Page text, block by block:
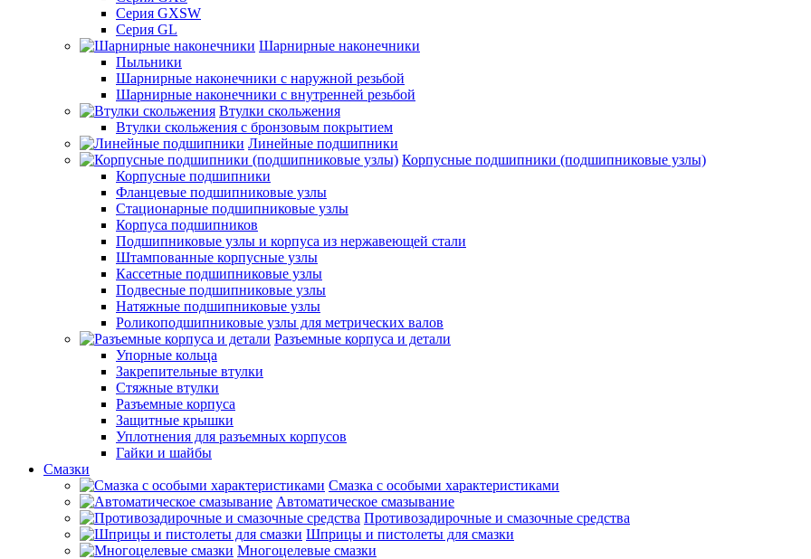
Серия GXSW
Серия GL
Шарнирные наконечники
Пыльники
Шарнирные наконечники с наружной резьбой
Шарнирные наконечники с внутренней резьбой
Втулки скольжения
Втулки скольжения с бронзовым покрытием
Линейные подшипники
Корпусные подшипники (подшипниковые узлы)
Корпусные подшипники
Фланцевые подшипниковые узлы
Стационарные подшипниковые узлы
Корпуса подшипников
Подшипниковые узлы и корпуса из нержавеющей стали
Штампованные корпусные узлы
Кассетные подшипниковые узлы
Подвесные подшипниковые узлы
Натяжные подшипниковые узлы
Роликоподшипниковые узлы для метрических валов
Разъемные корпуса и детали
Упорные кольца
Закрепительные втулки
Стяжные втулки
Разъемные корпуса
Защитные крышки
Уплотнения для разъемных корпусов
Гайки и шайбы
Смазки
Смазка с особыми характеристиками
Автоматическое смазывание
Противозадирочные и смазочные средства
Шприцы и пистолеты для смазки
Многоцелевые смазки